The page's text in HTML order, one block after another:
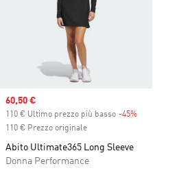
Sale price
60,50 €
110 € Ultimo prezzo più basso -45%
110 € Prezzo originale
Abito Ultimate365 Long Sleeve
Donna Performance